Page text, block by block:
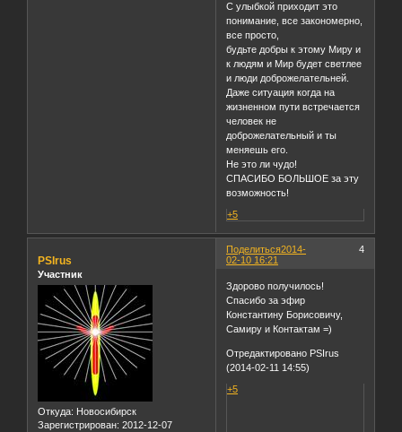
С улыбкой приходит это
понимание, все закономерно,
все просто,
будьте добры к этому Миру и
к людям и Мир будет светлее
и люди доброжелательней.
Даже ситуация когда на
жизненном пути встречается
человек не
доброжелательный и ты
меняешь его.
Не это ли чудо!
СПАСИБО БОЛЬШОЕ за эту
возможность!
+5
Поделиться 4
2014-
02-10 16:21
PSIrus
Участник
Откуда: Новосибирск
Зарегистрирован: 2012-12-07
Здорово получилось!
Спасибо за эфир
Константину Борисовичу,
Самиру и Контактам =)
Отредактировано PSIrus
(2014-02-11 14:55)
+5